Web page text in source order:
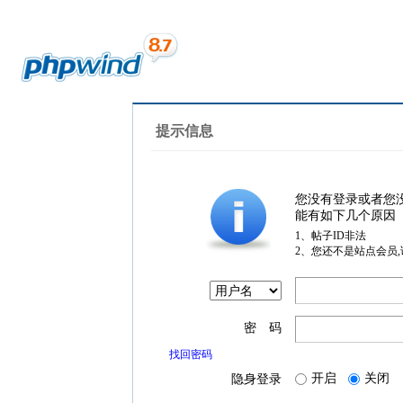
提示信息
您没有登录或者您
能有如下几个原因
1、帖子ID非法
2、您还不是站点会员
密 码
找回密码
隐身登录 开启 关闭